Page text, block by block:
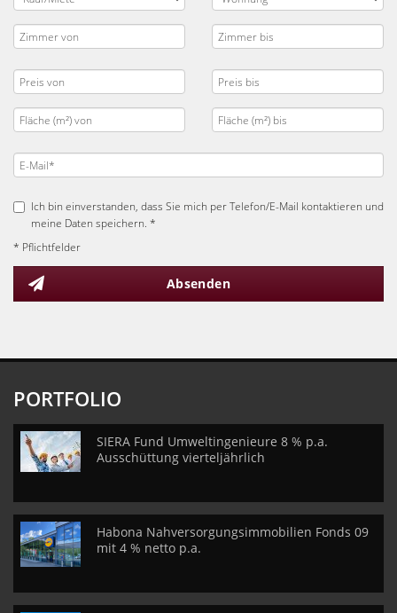
Ich bin einverstanden, dass Sie mich per Telefon/E-Mail kontaktieren und
meine Daten speichern. *
* Pflichtfelder
Absenden
PORTFOLIO
SIERA Fund Umweltingenieure 8 % p.a.
Ausschüttung vierteljährlich
Habona Nahversorgungsimmobilien Fonds 09
mit 4 % netto p.a.